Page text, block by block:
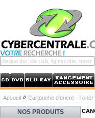
Accueil Cartouche d'encre - Toner
NOS PRODUITS